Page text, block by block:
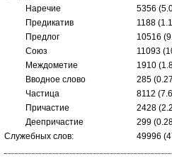
Наречие
5356
Предикатив
1188
Предлог
10516
Союз
11093
Междометие
1910
Вводное слово
285
Частица
8112
Причастие
2428
Деепричастие
299
Служебных слов:
49996